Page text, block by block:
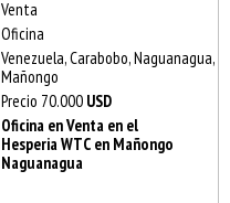
Venta
Oficina
Venezuela, Carabobo, Naguanagua,
Mañongo
Precio 70.000 USD
Oficina en Venta en el
Hesperia WTC en Mañongo
Naguanagua